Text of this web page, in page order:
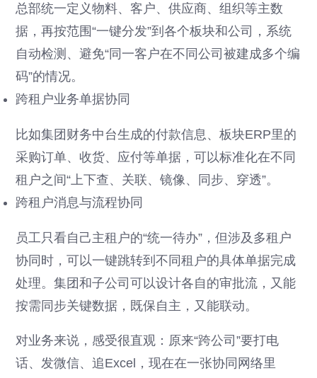
总部统一定义物料、客户、供应商、组织等主数
据，再按范围“一键分发”到各个板块和公司，系统
自动检测、避免“同一客户在不同公司被建成多个编
码”的情况。
跨租户业务单据协同
比如集团财务中台生成的付款信息、板块ERP里的
采购订单、收货、应付等单据，可以标准化在不同
租户之间“上下查、关联、镜像、同步、穿透”。
跨租户消息与流程协同
员工只看自己主租户的“统一待办”，但涉及多租户
协同时，可以一键跳转到不同租户的具体单据完成
处理。集团和子公司可以设计各自的审批流，又能
按需同步关键数据，既保自主，又能联动。
对业务来说，感受很直观：原来“跨公司”要打电
话、发微信、追Excel，现在在一张协同网络里